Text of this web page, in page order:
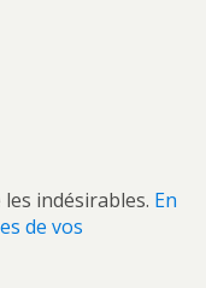
indésirables. En
de vos